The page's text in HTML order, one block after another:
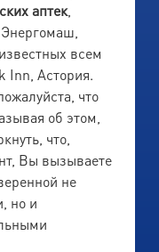
аптек,
всем
Inn, Астория.
что
об этом,
что,
Вы вызываете
не
но и